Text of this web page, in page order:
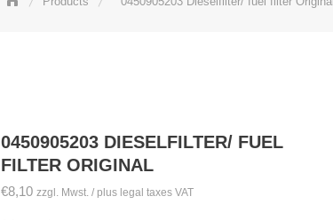
0450905203 DIESELFILTER/ FUEL
FILTER ORIGINAL
€8,10 zzgl. Mwst. / plus legal taxes VAT